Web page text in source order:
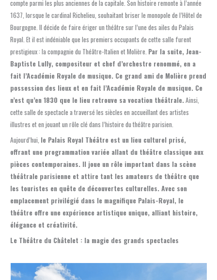
compte parmi les plus anciennes de la capitale. Son histoire remonte à l’année
1637, lorsque le cardinal Richelieu, souhaitant briser le monopole de l’Hôtel de
Bourgogne. Il décide de faire ériger un théâtre sur l’une des ailes du Palais
Royal. Et il est indéniable que les premiers occupants de cette salle furent
prestigieux : la compagnie du Théâtre-Italien et Molière. Par la suite, Jean-
Baptiste Lully, compositeur et chef d’orchestre renommé, en a
fait l’Académie Royale de musique. Ce grand ami de Molière prend
possession des lieux et en fait l’Académie Royale de musique. Ce
n’est qu’en 1830 que le lieu retrouve sa vocation théâtrale.Ainsi,
cette salle de spectacle a traversé les siècles en accueillant des artistes
illustres et en jouant un rôle clé dans l’histoire du théâtre parisien.
Aujourd’hui, le Palais Royal Théâtre est un lieu culturel prisé,
offrant une programmation variée allant du théâtre classique aux
pièces contemporaines. Il joue un rôle important dans la scène
théâtrale parisienne et attire tant les amateurs de théâtre que
les touristes en quête de découvertes culturelles. Avec son
emplacement privilégié dans le magnifique Palais-Royal, le
théâtre offre une expérience artistique unique, alliant histoire,
élégance et créativité.
Le Théâtre du Châtelet : la magie des grands spectacles